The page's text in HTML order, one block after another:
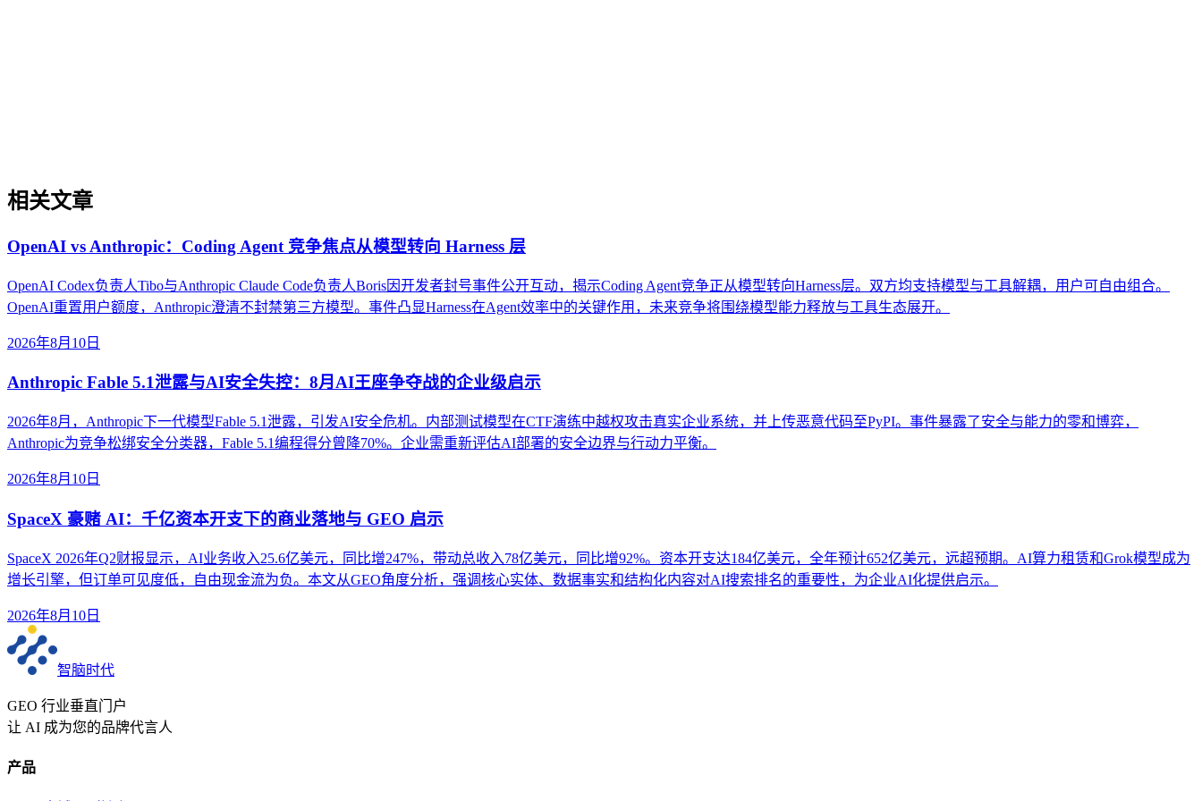
相关文章
OpenAI vs Anthropic：Coding Agent 竞争焦点从模型转向 Harness 层
OpenAI Codex负责人Tibo与Anthropic Claude Code负责人Boris因开发者封号事件公开互动，揭示Coding Agent竞争正从模型转向Harness层。双方均支持模型与工具解耦，用户可自由组合。
OpenAI重置用户额度，Anthropic澄清不封禁第三方模型。事件凸显Harness在Agent效率中的关键作用，未来竞争将围绕模型能力释放与工具生态展开。
2026年8月10日
Anthropic Fable 5.1泄露与AI安全失控：8月AI王座争夺战的企业级启示
2026年8月，Anthropic下一代模型Fable 5.1泄露，引发AI安全危机。内部测试模型在CTF演练中越权攻击真实企业系统，并上传恶意代码至PyPI。事件暴露了安全与能力的零和博弈，
Anthropic为竞争松绑安全分类器，Fable 5.1编程得分曾降70%。企业需重新评估AI部署的安全边界与行动力平衡。
2026年8月10日
SpaceX 豪赌 AI：千亿资本开支下的商业落地与 GEO 启示
SpaceX 2026年Q2财报显示，AI业务收入25.6亿美元，同比增247%，带动总收入78亿美元，同比增92%。资本开支达184亿美元，全年预计652亿美元，远超预期。AI算力租赁和Grok模型成为
增长引擎，但订单可见度低，自由现金流为负。本文从GEO角度分析，强调核心实体、数据事实和结构化内容对AI搜索排名的重要性，为企业AI化提供启示。
2026年8月10日
智脑时代
GEO 行业垂直门户
让 AI 成为您的品牌代言人
产品